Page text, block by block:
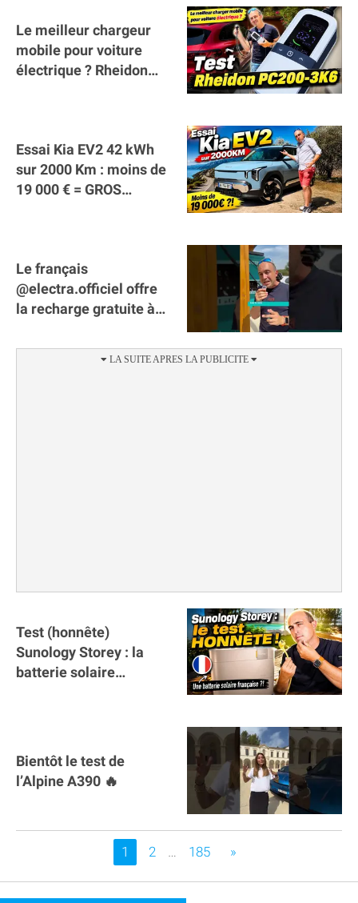
Le meilleur chargeur
mobile pour voiture
électrique ? Rheidon
Essai Kia EV2 42 kWh
sur 2000 Km : moins de
19 000 € = GROS
Le français
@electra.officiel offre
la recharge gratuite à
électriques de Gironde
Test (honnête)
Sunology Storey : la
batterie solaire
Bientôt le test de
l’Alpine A390 🔥
Vous êtes sur la page
1 2 … 185 »